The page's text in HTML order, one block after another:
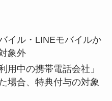
イル・LINEモバイルか
象外
用中の携帯電話会社」
場合、特典付与の対象